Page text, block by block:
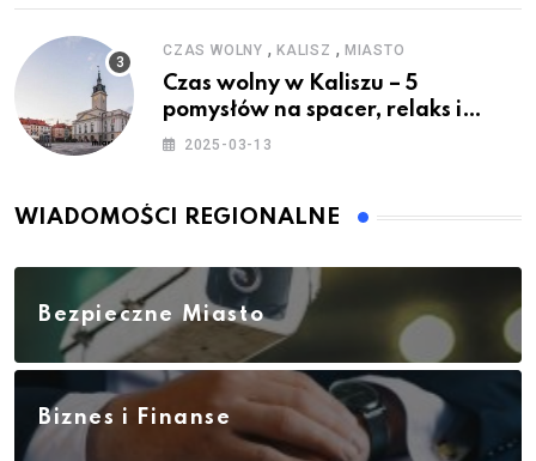
CZAS WOLNY , KALISZ , MIASTO
Czas wolny w Kaliszu – 5
pomysłów na spacer, relaks i
rodzinne atrakcje
2025-03-13
WIADOMOŚCI REGIONALNE
Bezpieczne Miasto
Biznes i Finanse